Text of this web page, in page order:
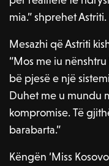
mia.” shprehet Astriti.
Mesazhi që Astriti
“Mos me iu
bë pjesë e një
Duhet me u mundu
kompromise. Të
barabarta.”
Këngën ‘Miss